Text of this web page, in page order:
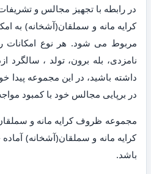
در رابطه با تجهیز مجالس و
کرایه مانه و سملقان(آشخانه) به
مربوط می شود. هر نوع امکانات
نامزدی، بله برون، تولد ، سالگرد
داشته باشید، در این مجموعه پیدا
در برپایی مجالس خود با کمبود
مجموعه ظروف کرایه مانه و
کرایه مانه و سملقان(آشخانه)
باشد.